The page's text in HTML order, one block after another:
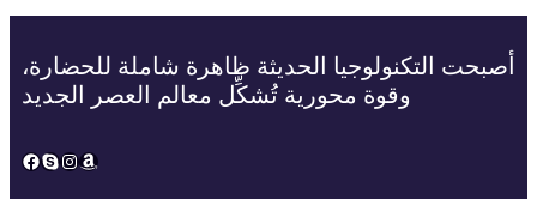
أصبحت التكنولوجيا الحديثة ظاهرة شاملة للحضارة،
وقوة محورية تُشكِّل معالم العصر الجديد
Facebook
Skype
Instagram
Amazon